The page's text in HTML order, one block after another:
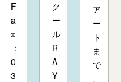
F
a
x
：
0
3
ク
ー
ル
R
A
Y
ア
ー
ト
ま
で